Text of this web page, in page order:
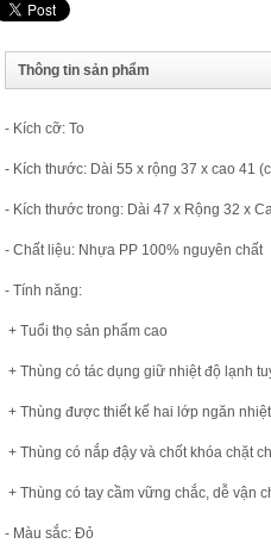
Thông tin sản phẩm
- Kích cỡ: To
- Kích thước: Dài 55 x rộng 37 x cao 41
- Kích thước trong: Dài 47 x Rộng 32 x
- Chất liệu: Nhựa PP 100% nguyên chất
- Tính năng:
+ Tuổi thọ sản phẩm cao
+ Thùng có tác dụng giữ nhiệt độ lạnh
+ Thùng được thiết kế hai lớp ngăn nhiệt
+ Thùng có nắp đậy và chốt khóa chặt
+ Thùng có tay cầm vững chắc, dễ vận
- Màu sắc: Đỏ